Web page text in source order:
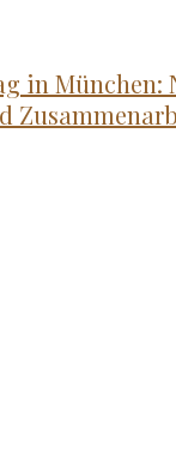
in München: